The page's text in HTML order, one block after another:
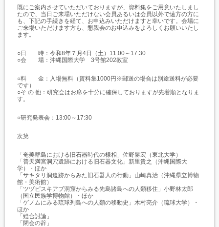
既にご案内させていただいておりますが、資料集をご用意いたしまし
たので、当日ご来場いただけない会員あるいは会員以外で遠方の方に
も、下記の手続きを経て、お申込みいただけますと幸いです。会場に
ご来場いただけます方も、懇親会のお申込みをよろしくお願いいたし
ます。
○日 時：令和8年７月4日（土）11:00～17:30
○会 場：沖縄国際大学 3号館202教室
○料 金：入場無料（資料集1000円※郵送の場合は別途送料が必要
です）
○そ の 他：研究会はお席を十分に確保しておりますが先着順となりま
す。
○研究発表会：13:00～17:30
次第
「奄美群島における旧石器時代の様相」佐野勝宏（東北大学）
「普天満宮洞穴遺跡における旧石器文化」新里貴之（沖縄国際大
学）・ほか
「サキタリ洞遺跡からみた旧石器人の行動」山崎真治（沖縄県立博物
館・ 美術館）
「ツヅピスキアブ洞窟からみる先島諸島への人類移住」小野林太郎
（国立民族学博物館）・ほか
「ゲノムにみる琉球列島への人類の移動史」木村亮介（琉球大学）・
ほか
「総合討論」
「閉会の辞」